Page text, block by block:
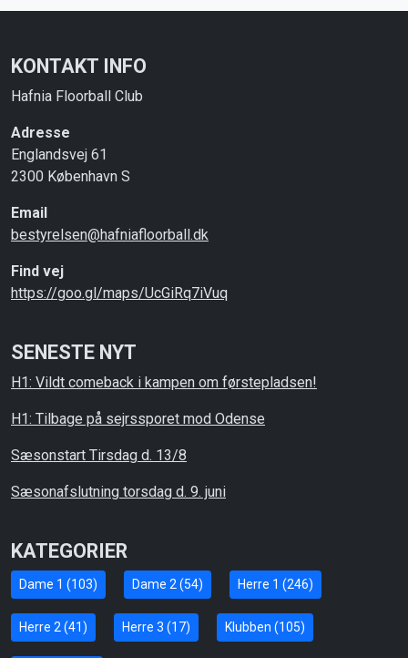
KONTAKT INFO
Hafnia Floorball Club
Adresse
Englandsvej 61
2300 København S
Email
bestyrelsen@hafniafloorball.dk
Find vej
https://goo.gl/maps/UcGiRq7iVuq
SENESTE NYT
H1: Vildt comeback i kampen om førstepladsen!
H1: Tilbage på sejrssporet mod Odense
Sæsonstart Tirsdag d. 13/8
Sæsonafslutning torsdag d. 9. juni
KATEGORIER
Dame 1 (103) Dame 2 (54) Herre 1 (246)
Herre 2 (41) Herre 3 (17) Klubben (105)